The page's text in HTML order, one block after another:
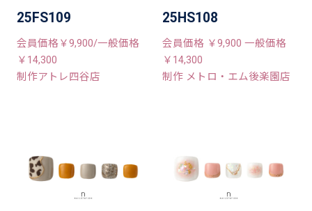
25FS109
会員価格￥9,900/一般価格
￥14,300
制作アトレ四谷店
25HS108
会員価格 ￥9,900 一般価格
￥14,300
制作 メトロ・エム後楽園店